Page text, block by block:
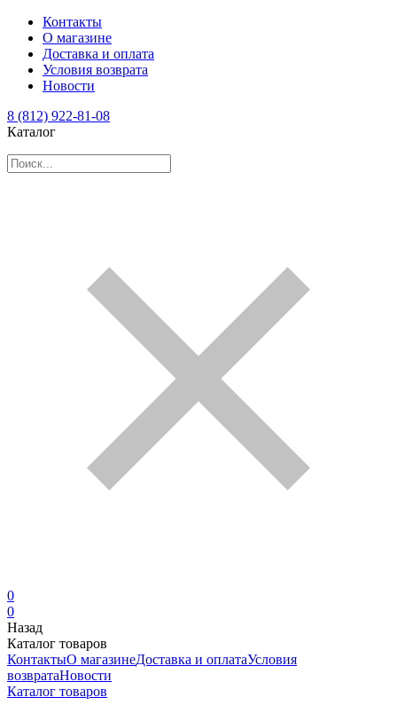
Контакты
О магазине
Доставка и оплата
Условия возврата
Новости
8 (812) 922-81-08
Каталог
0
0
Назад
Каталог товаров
КонтактыО магазинеДоставка и оплатаУсловия
возвратаНовости
Каталог товаров